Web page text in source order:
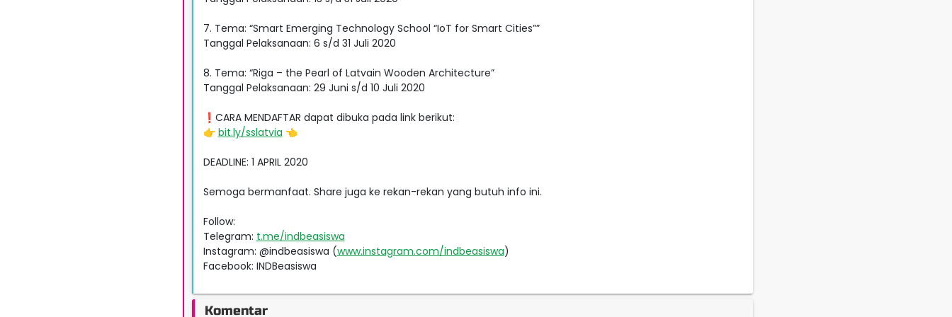
7. Tema: “Smart Emerging Technology School “IoT for Smart Cities””⁣
Tanggal Pelaksanaan: 6 s/d 31 Juli 2020⁣
8. Tema: “Riga – the Pearl of Latvain Wooden Architecture”⁣
Tanggal Pelaksanaan: 29 Juni s/d 10 Juli 2020⁣
❗CARA MENDAFTAR dapat dibuka pada link berikut:⁣
👉 bit.ly/sslatvia 👈
DEADLINE: 1 APRIL 2020⁣
Semoga bermanfaat. Share juga ke rekan-rekan yang butuh info ini.
Follow:
Telegram: t.me/indbeasiswa
Instagram: @indbeasiswa (www.instagram.com/indbeasiswa)
Facebook: INDBeasiswa
Komentar